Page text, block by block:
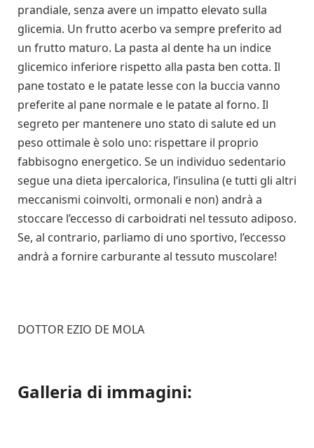
prandiale, senza avere un impatto elevato sulla
glicemia. Un frutto acerbo va sempre preferito ad
un frutto maturo. La pasta al dente ha un indice
glicemico inferiore rispetto alla pasta ben cotta. Il
pane tostato e le patate lesse con la buccia vanno
preferite al pane normale e le patate al forno. Il
segreto per mantenere uno stato di salute ed un
peso ottimale è solo uno: rispettare il proprio
fabbisogno energetico. Se un individuo sedentario
segue una dieta ipercalorica, l’insulina (e tutti gli altri
meccanismi coinvolti, ormonali e non) andrà a
stoccare l’eccesso di carboidrati nel tessuto adiposo.
Se, al contrario, parliamo di uno sportivo, l’eccesso
andrà a fornire carburante al tessuto muscolare!
DOTTOR EZIO DE MOLA
Galleria di immagini: